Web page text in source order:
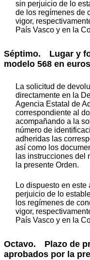
sin perjuicio de lo
de los regímenes de
vigor,
País Vasco y en la
Séptimo. Lugar y
modelo 568 en
La solicitud de
directamente en la
Agencia Estatal de
correspondiente al
acompañando a la
número de
adheridas las
así como los
las instrucciones del
la presente Orden.
Lo dispuesto en
perjuicio de lo
los regímenes de
vigor,
País Vasco y en la
Octavo. Plazo de
aprobados por la